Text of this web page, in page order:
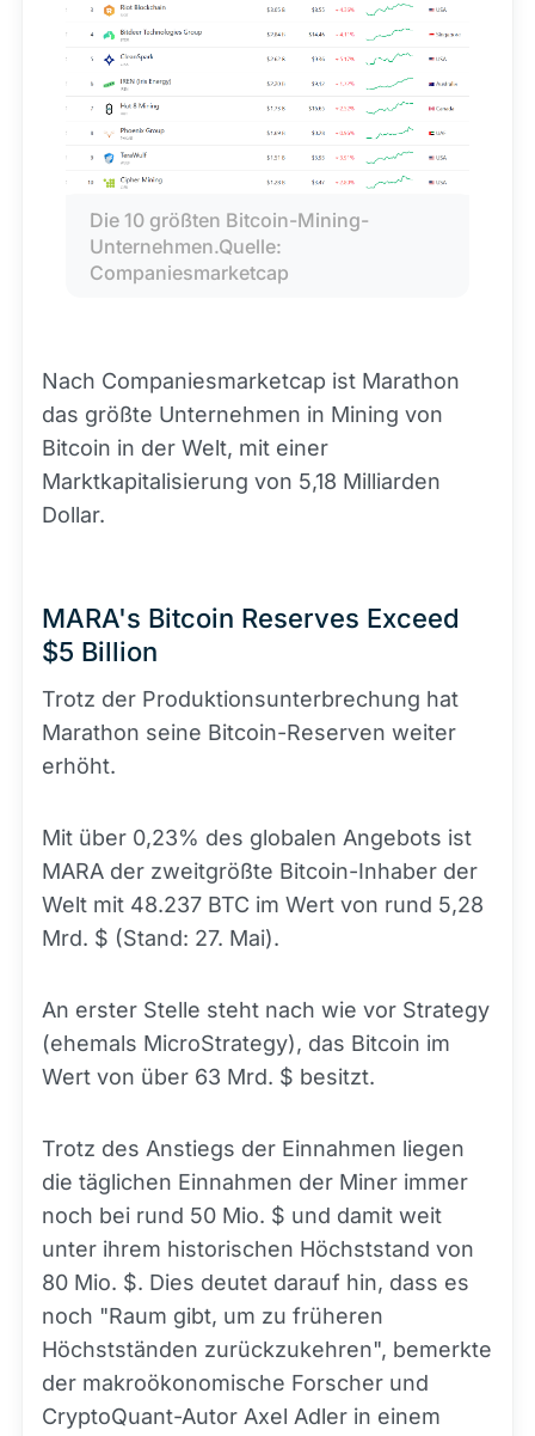
Die 10 größten Bitcoin-Mining-
Unternehmen.Quelle:
Companiesmarketcap
Nach Companiesmarketcap ist Marathon
das größte Unternehmen in Mining von
Bitcoin in der Welt, mit einer
Marktkapitalisierung von 5,18 Milliarden
Dollar.
MARA's Bitcoin Reserves Exceed
$5 Billion
Trotz der Produktionsunterbrechung hat
Marathon seine Bitcoin-Reserven weiter
erhöht.
Mit über 0,23% des globalen Angebots ist
MARA der zweitgrößte Bitcoin-Inhaber der
Welt mit 48.237 BTC im Wert von rund 5,28
Mrd. $ (Stand: 27. Mai).
An erster Stelle steht nach wie vor Strategy
(ehemals MicroStrategy), das Bitcoin im
Wert von über 63 Mrd. $ besitzt.
Trotz des Anstiegs der Einnahmen liegen
die täglichen Einnahmen der Miner immer
noch bei rund 50 Mio. $ und damit weit
unter ihrem historischen Höchststand von
80 Mio. $. Dies deutet darauf hin, dass es
noch "Raum gibt, um zu früheren
Höchstständen zurückzukehren", bemerkte
der makroökonomische Forscher und
CryptoQuant-Autor Axel Adler in einem